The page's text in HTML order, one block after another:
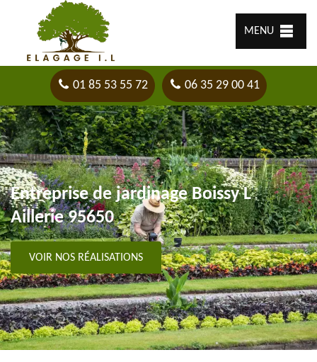
MENU
01 85 53 55 72 06 35 29 00 41
Entreprise de jardinage Boissy L
Aillerie 95650
VOIR NOS RÉALISATIONS